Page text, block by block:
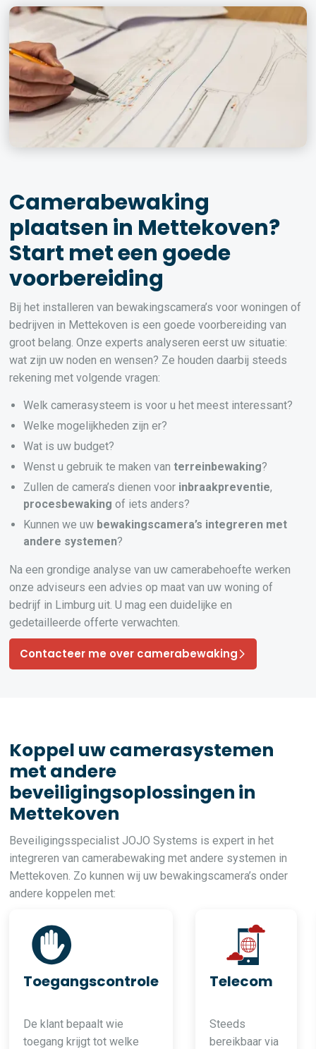
Camerabewaking
plaatsen in Mettekoven?
Start met een goede
voorbereiding
Bij het installeren van bewakingscamera’s voor woningen of
bedrijven in Mettekoven is een goede voorbereiding van
groot belang. Onze experts analyseren eerst uw situatie:
wat zijn uw noden en wensen? Ze houden daarbij steeds
rekening met volgende vragen:
Welk camerasysteem is voor u het meest interessant?
Welke mogelijkheden zijn er?
Wat is uw budget?
Wenst u gebruik te maken vanterreinbewaking?
Zullen de camera’s dienen voor inbraakpreventie,
procesbewaking of iets anders?
Kunnen we uw bewakingscamera’s integreren met
andere systemen?
Na een grondige analyse van uw camerabehoefte werken
onze adviseurs een advies op maat van uw woning of
bedrijf in Limburg uit. U mag een duidelijke en
gedetailleerde offerte verwachten.
Contacteer me over camerabewaking
Koppel uw camerasystemen
met andere
beveiligingsoplossingen in
Mettekoven
Beveiligingsspecialist JOJO Systems is expert in het
integreren van camerabewaking met andere systemen in
Mettekoven. Zo kunnen wij uw bewakingscamera’s onder
andere koppelen met:
Toegangscontrole
De klant bepaalt wie
toegang krijgt tot welke
Telecom
Steeds
bereikbaar via